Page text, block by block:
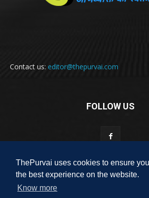
ThePurvai uses cookies to ensure
the best experience on the website.
Know more
Contact us: editor@thepurvai.com
FOLLOW US
Copyright 2018-2023 THE PURVAI | All Rights
Sitemap · All Logos & Trademark Belongs To